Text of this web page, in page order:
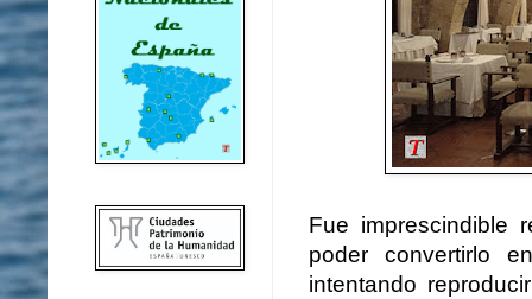
Fue imprescindible
poder convertirlo
intentando